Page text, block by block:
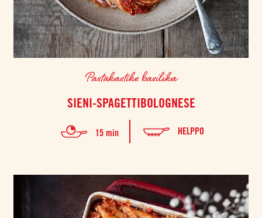
Pastakastike basilika
SIENI-SPAGETTIBOLOGNESE
15 min HELPPO